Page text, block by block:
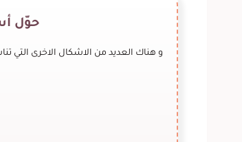
حوّل
و هناك العديد من الاشكال الاخرى التي